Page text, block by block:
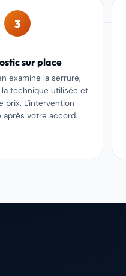
3
sur place
examine la serrure,
technique utilisée et
prix. L'intervention
après votre accord.